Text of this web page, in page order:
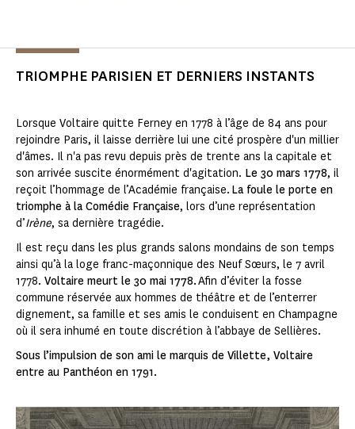
TRIOMPHE PARISIEN ET DERNIERS INSTANTS
Lorsque Voltaire quitte Ferney en 1778 à l’âge de 84 ans pour
rejoindre Paris, il laisse derrière lui une cité prospère d'un millier
d'âmes. Il n'a pas revu depuis près de trente ans la capitale et
son arrivée suscite énormément d'agitation. Le 30 mars 1778, il
reçoit l’hommage de l’Académie française. La foule le porte en
triomphe à la Comédie Française, lors d’une représentation
d’Irène, sa dernière tragédie.
Il est reçu dans les plus grands salons mondains de son temps
ainsi qu’à la loge franc-maçonnique des Neuf Sœurs, le 7 avril
1778. Voltaire meurt le 30 mai 1778.Afin d’éviter la fosse
commune réservée aux hommes de théâtre et de l’enterrer
dignement, sa famille et ses amis le conduisent en Champagne
où il sera inhumé en toute discrétion à l’abbaye de Sellières.
Sous l’impulsion de son ami le marquis de Villette, Voltaire
entre au Panthéon en 1791.